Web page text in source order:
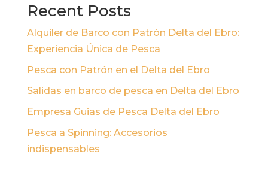
Recent Posts
Alquiler de Barco con Patrón Delta del Ebro:
Experiencia Única de Pesca
Pesca con Patrón en el Delta del Ebro
Salidas en barco de pesca en Delta del Ebro
Empresa Guias de Pesca Delta del Ebro
Pesca a Spinning: Accesorios
indispensables